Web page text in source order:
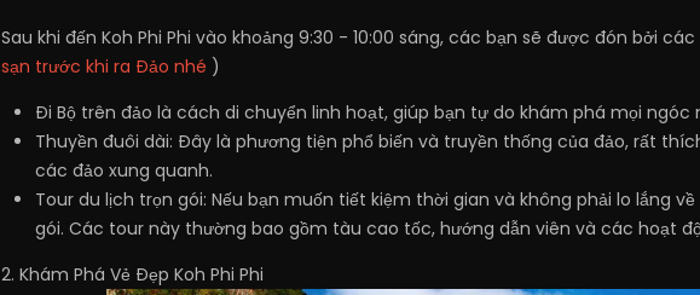
Sau khi đến Koh Phi Phi vào khoảng 9:30 - 10:00 sáng, các bạn sẽ được đón bởi
sạn trước khi ra Đảo nhé )
Đi Bộ trên đảo là cách di chuyển linh hoạt, giúp bạn tự do khám phá mọi ngóc
Thuyền đuôi dài: Đây là phương tiện phổ biến và truyền thống của đảo, rất
các đảo xung quanh.
Tour du lịch trọn gói: Nếu bạn muốn tiết kiệm thời gian và không phải lo lắng
gói. Các tour này thường bao gồm tàu cao tốc, hướng dẫn viên và các hoạt
2. Khám Phá Vẻ Đẹp Koh Phi Phi